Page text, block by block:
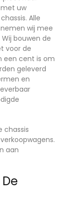
met uw
Alle
wij mee
bouwen de
voor de
een cent is om
geleverd
en
chassis
aan